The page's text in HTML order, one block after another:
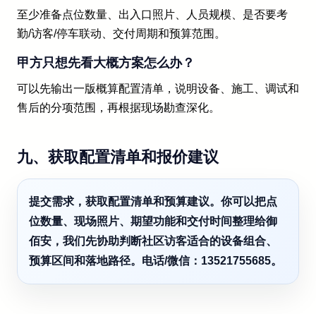
至少准备点位数量、出入口照片、人员规模、是否要考
勤/访客/停车联动、交付周期和预算范围。
甲方只想先看大概方案怎么办？
可以先输出一版概算配置清单，说明设备、施工、调试和
售后的分项范围，再根据现场勘查深化。
九、获取配置清单和报价建议
提交需求，获取配置清单和预算建议。你可以把点
位数量、现场照片、期望功能和交付时间整理给御
佰安，我们先协助判断社区访客适合的设备组合、
预算区间和落地路径。电话/微信：13521755685。